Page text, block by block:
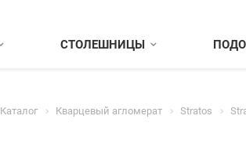
СТОЛЕШНИЦЫ
Каталог Кварцевый агломерат Stratos